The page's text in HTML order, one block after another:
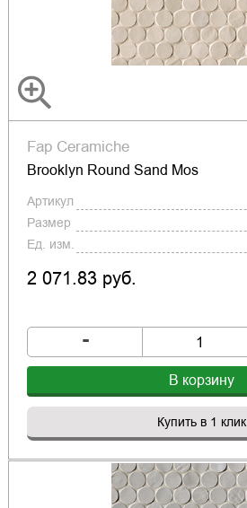
Fap Ceramiche
Brooklyn Round Sand Mos
Артикул
Размер
Ед. изм.
2 071.83 руб.
-
В корзину
Купить в 1 клик